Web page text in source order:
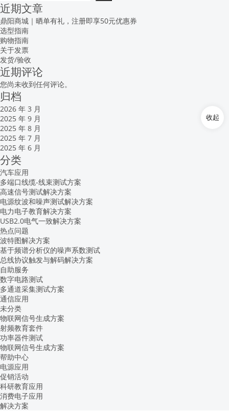
近期文章
鼎阳商城｜晒单有礼，注册即享50元优惠券
选型指南
购物指南
关于发票
发货/验收
近期评论
您尚未收到任何评论。
归档
2026 年 3 月
2025 年 9 月
2025 年 8 月
2025 年 7 月
2025 年 6 月
分类
汽车应用
多端口线缆-线束测试方案
高速信号测试解决方案
电源纹波和噪声测试解决方案
电力电子教育解决方案
USB2.0电气一致解决方案
热点问题
波特图解决方案
基于频谱分析仪的噪声系数测试
总线协议触发与解码解决方案
自助服务
数字电路测试
多通道采集测试方案
通信应用
未分类
物联网信号生成方案
射频教育套件
功率器件测试
物联网信号生成方案
帮助中心
电源应用
促销活动
科研教育应用
消费电子应用
解决方案
收起